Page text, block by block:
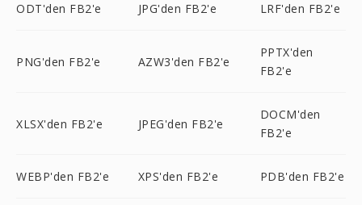
ODT'den FB2'e JPG'den FB2'e LRF'den FB2'e
PNG'den FB2'e AZW3'den FB2'e
PPTX'den
FB2'e
XLSX'den FB2'e JPEG'den FB2'e
DOCM'den
FB2'e
WEBP'den FB2'e XPS'den FB2'e PDB'den FB2'e